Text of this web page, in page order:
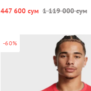
447 600 сум 1 119 000 сум
-60%